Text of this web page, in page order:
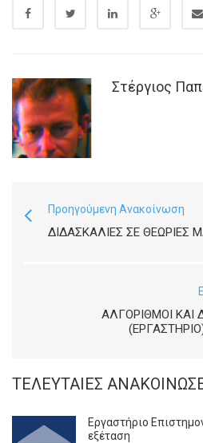
Στέργιος
Προηγούμενη Ανακοίνωση
ΔΙΔΑΣΚΑΛΊΕΣ ΣΕ ΘΕΩΡΊΕΣ
ΑΛΓΌΡΙΘΜΟΙ
ΤΕΛΕΥΤΑΊΕΣ
Εργαστήριο
εξέταση